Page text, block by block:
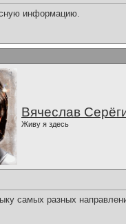
информацию.
Вячеслав
Живу я здесь
самых разных